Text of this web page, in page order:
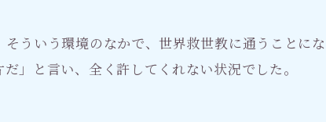
ういう環境のなかで、世界救世教に通うことにな
」と言い、全く許してくれない状況でした。